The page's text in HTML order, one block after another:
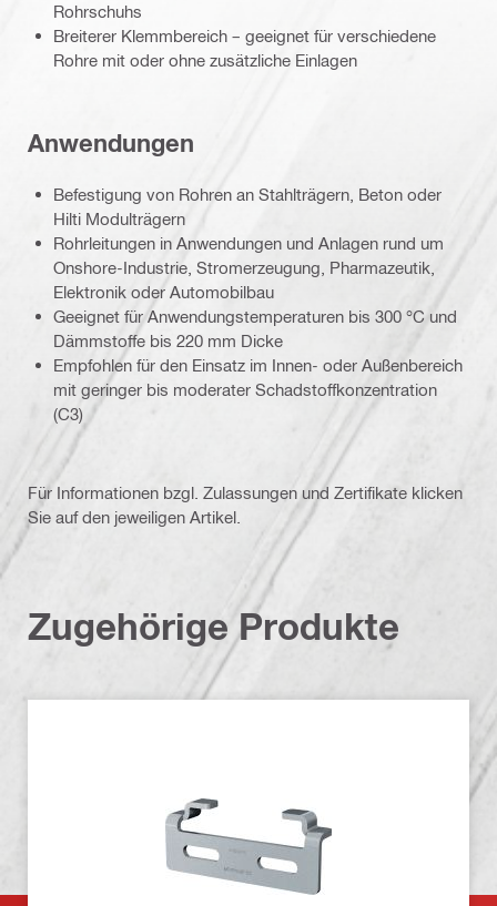
Rohrschuhs
Breiterer Klemmbereich – geeignet für verschiedene
Rohre mit oder ohne zusätzliche Einlagen
Anwendungen
Befestigung von Rohren an Stahlträgern, Beton oder
Hilti Modulträgern
Rohrleitungen in Anwendungen und Anlagen rund um
Onshore-Industrie, Stromerzeugung, Pharmazeutik,
Elektronik oder Automobilbau
Geeignet für Anwendungstemperaturen bis 300 °C und
Dämmstoffe bis 220 mm Dicke
Empfohlen für den Einsatz im Innen- oder Außenbereich
mit geringer bis moderater Schadstoffkonzentration
(C3)
Für Informationen bzgl. Zulassungen und Zertifikate klicken
Sie auf den jeweiligen Artikel.
Zugehörige Produkte